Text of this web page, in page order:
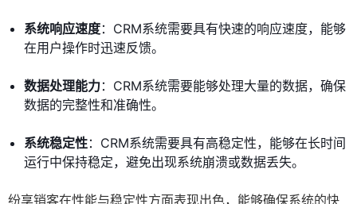
系统响应速度：CRM系统需要具有快速的响应速度，能够
在用户操作时迅速反馈。
数据处理能力：CRM系统需要能够处理大量的数据，确保
数据的完整性和准确性。
系统稳定性：CRM系统需要具有高稳定性，能够在长时间
运行中保持稳定，避免出现系统崩溃或数据丢失。
纷享销客在性能与稳定性方面表现出色，能够确保系统的快